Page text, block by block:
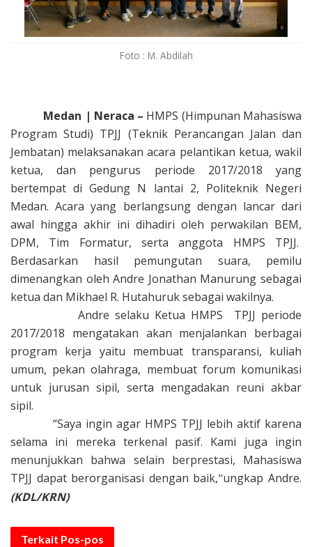
Foto : M. Abdilah
Medan | Neraca – HMPS (Himpunan Mahasiswa
Program Studi) TPJJ (Teknik Perancangan Jalan dan
Jembatan) melaksanakan acara pelantikan ketua, wakil
ketua, dan pengurus periode 2017/2018 yang
bertempat di Gedung N lantai 2, Politeknik Negeri
Medan. Acara yang berlangsung dengan lancar dari
awal hingga akhir ini dihadiri oleh perwakilan BEM,
DPM, Tim Formatur, serta anggota HMPS TPJJ.
Berdasarkan hasil pemungutan suara, pemilu
dimenangkan oleh Andre Jonathan Manurung sebagai
ketua dan Mikhael R. Hutahuruk sebagai wakilnya.
Andre selaku Ketua HMPS TPJJ periode
2017/2018 mengatakan akan menjalankan berbagai
program kerja yaitu membuat transparansi, kuliah
umum, pekan olahraga, membuat forum komunikasi
untuk jurusan sipil, serta mengadakan reuni akbar
sipil.
“Saya ingin agar HMPS TPJJ lebih aktif karena
selama ini mereka terkenal pasif. Kami juga ingin
menunjukkan bahwa selain berprestasi, Mahasiswa
TPJJ dapat berorganisasi dengan baik,”ungkap Andre.
(KDL/KRN)
Terkait Pos-pos